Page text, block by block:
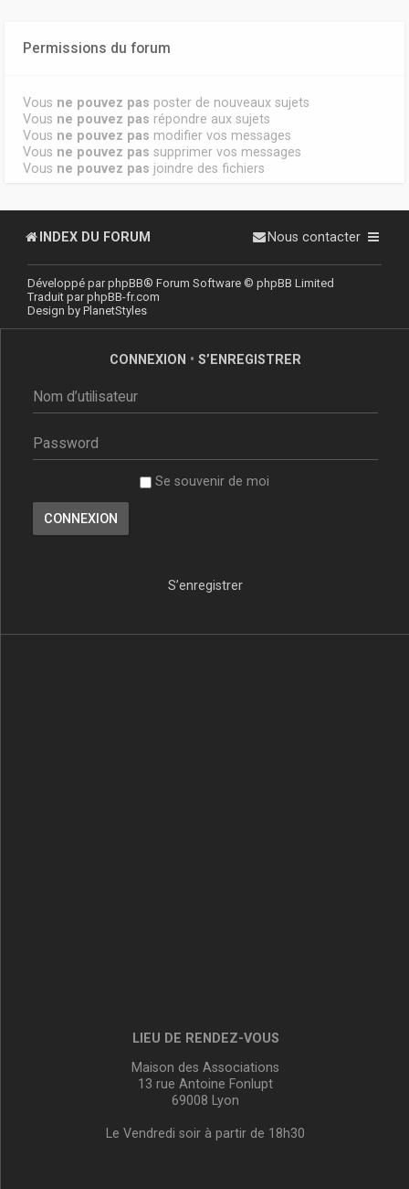
Permissions du forum
Vous ne pouvez pas poster de nouveaux sujets
Vous ne pouvez pas répondre aux sujets
Vous ne pouvez pas modifier vos messages
Vous ne pouvez pas supprimer vos messages
Vous ne pouvez pas joindre des fichiers
INDEX DU FORUM Nous contacter
Développé parphpBB® Forum Software © phpBB Limited
Traduit parphpBB-fr.com
Design by PlanetStyles
CONNEXION • S’ENREGISTRER
Se souvenir de moi
S’enregistrer
LIEU DE RENDEZ-VOUS
Maison des Associations
13 rue Antoine Fonlupt
69008 Lyon
Le Vendredi soir à partir de 18h30